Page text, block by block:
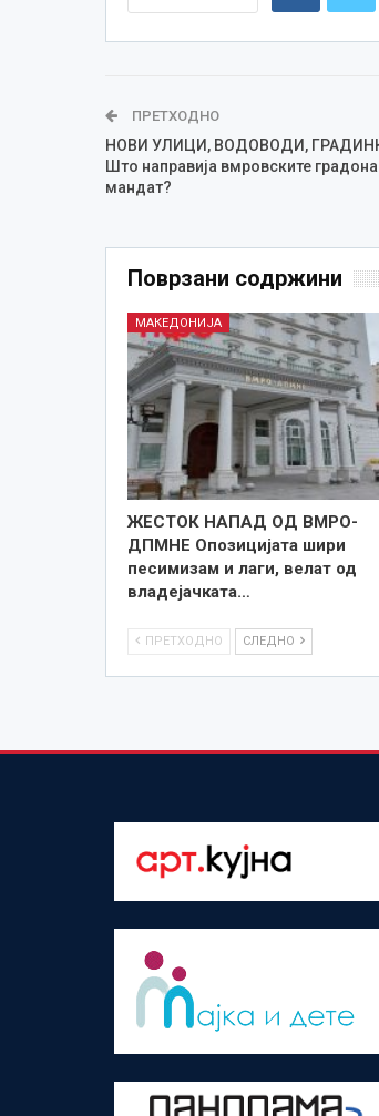
ПРЕТХОДНО
НОВИ УЛИЦИ, ВОДОВОДИ,
Што направија вмровските
мандат?
Поврзани содржини
МАКЕДОНИЈА
ЖЕСТОК НАПАД ОД ВМРО-
ДПМНЕ Опозицијата шири
песимизам и лаги, велат од
владејачката…
ПРЕТХОДНО СЛЕДНО